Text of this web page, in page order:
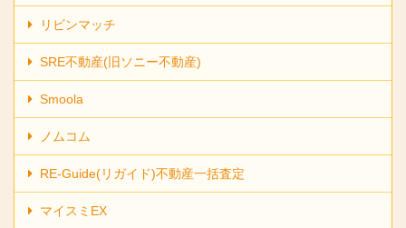
リビンマッチ
SRE不動産(旧ソニー不動産)
Smoola
ノムコム
RE-Guide(リガイド)不動産一括査定
マイスミEX